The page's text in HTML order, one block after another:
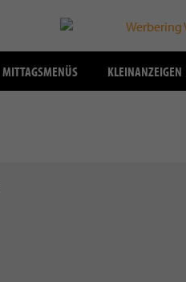
MITTAGSMENÜS KLEINANZEIGEN